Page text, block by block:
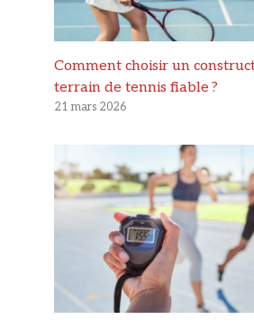
Comment choisir un
terrain de tennis fiable ?
21 mars 2026